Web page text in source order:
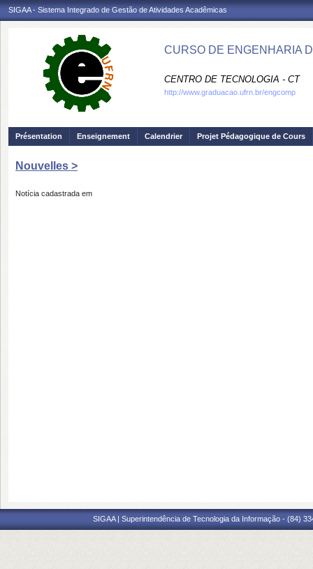
SIGAA - Sistema Integrado de Gestão de Atividades Acadêmicas
CURSO DE ENGENHARIA
CENTRO DE TECNOLOGIA - CT
http://www.graduacao.ufrn.br/engcomp
Présentation Enseignement Calendrier Projet Pédagogique de Cours
Nouvelles >
Notícia cadastrada em
SIGAA | Superintendência de Tecnologia da Informação - (84)